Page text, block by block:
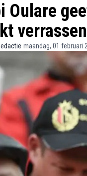
Oulare
maandag, 01 februari